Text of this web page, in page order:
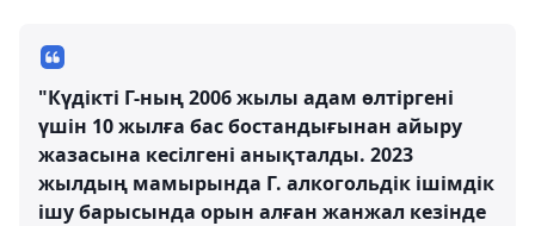
"Күдікті Г-ның 2006 жылы адам өлтіргені
үшін 10 жылға бас бостандығынан айыру
жазасына кесілгені анықталды. 2023
жылдың мамырында Г. алкогольдік ішімдік
ішу барысында орын алған жанжал кезінде